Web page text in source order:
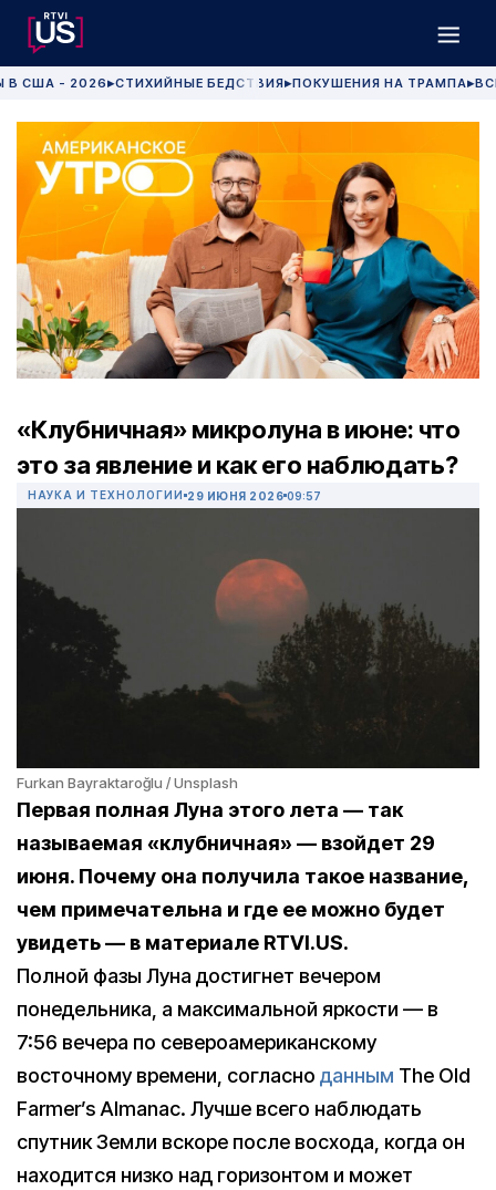
В США - 2026 ▶СТИХИЙНЫЕ БЕДСТВИЯ▶ПОКУШЕНИЯ НА ТРАМПА▶
«Клубничная» микролуна в июне: что
это за явление и как его наблюдать?
НАУКА И ТЕХНОЛОГИИ 29 ИЮНЯ 2026 09:57
Furkan Bayraktaroğlu / Unsplash
Первая полная Луна этого лета — так
называемая «клубничная» — взойдет 29
июня. Почему она получила такое название,
чем примечательна и где ее можно будет
увидеть — в материале RTVI.US.
Полной фазы Луна достигнет вечером
понедельника, а максимальной яркости — в
7:56 вечера по североамериканскому
восточному времени, согласно данным The Old
Farmer’s Almanac. Лучше всего наблюдать
спутник Земли вскоре после восхода, когда он
находится низко над горизонтом и может